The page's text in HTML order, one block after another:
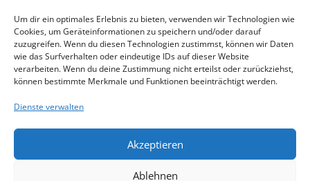
Um dir ein optimales Erlebnis zu bieten, verwenden wir Technologien wie
Cookies, um Geräteinformationen zu speichern und/oder darauf
zuzugreifen. Wenn du diesen Technologien zustimmst, können wir Daten
wie das Surfverhalten oder eindeutige IDs auf dieser Website
verarbeiten. Wenn du deine Zustimmung nicht erteilst oder zurückziehst,
können bestimmte Merkmale und Funktionen beeinträchtigt werden.
Dienste verwalten
Akzeptieren
Ablehnen
Biedermanngasse 11-13
Wien, Wien 1120 Österreich Google Karte anzeigen
Veranstaltungsort-Website anzeigen
, Pfarrerin Imke Marie Friedrichsdorf
Kontakt